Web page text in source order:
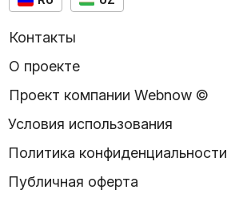
Контакты
О проекте
Проект компании Webnow ©
Условия использования
Политика конфиденциальности
Публичная оферта